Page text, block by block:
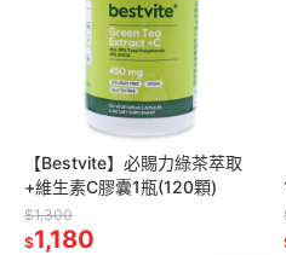
【Bestvite】必賜力綠茶萃取
+維生素C膠囊1瓶(120顆)
$1,300
$1,180